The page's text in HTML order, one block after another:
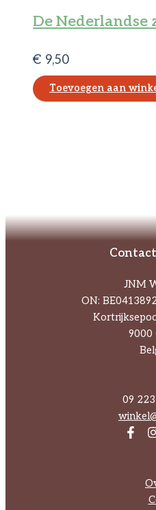
De Nederlandse
€ 9,50
Toevoegen aan
JNM
ON:
9000
09